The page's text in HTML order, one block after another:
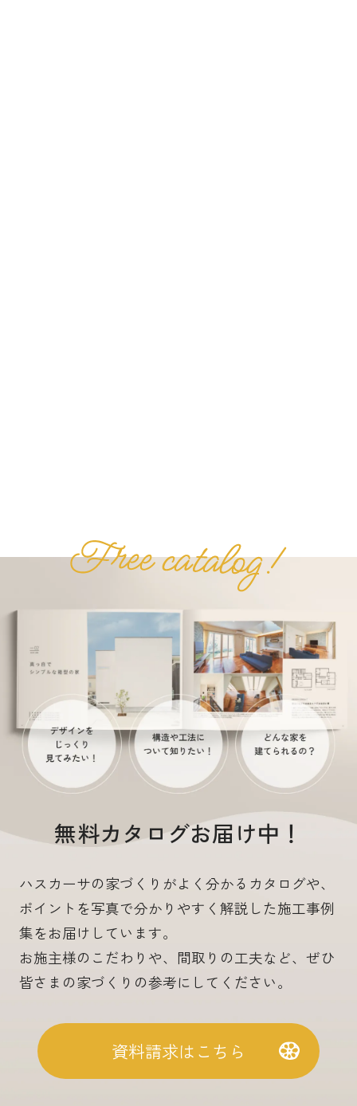
無料カタログお届け中！
ハスカーサの家づくりがよく分かるカタログや、
ポイントを写真で分かりやすく解説した施工事例
集をお届けしています。
お施主様のこだわりや、間取りの工夫など、ぜひ
皆さまの家づくりの参考にしてください。
資料請求はこちら